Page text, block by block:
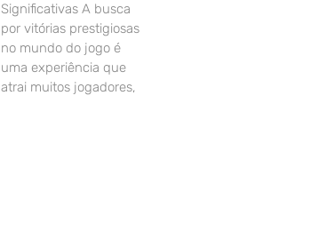
Significativas A busca
por vitórias prestigiosas
no mundo do jogo é
uma experiência que
atrai muitos jogadores,